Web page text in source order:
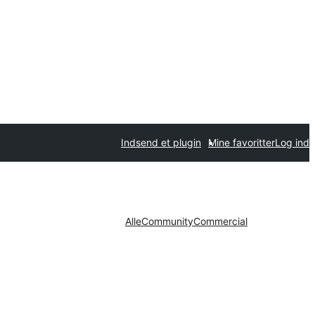
Indsend et plugin Mine favoritterLog ind
AlleCommunityCommercial